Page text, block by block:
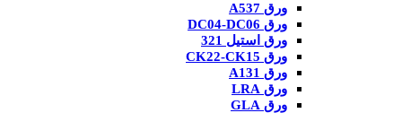
ورق A537
ورق DC04-DC06
ورق استیل 321
ورق CK22-CK15
ورق A131
ورق LRA
ورق GLA